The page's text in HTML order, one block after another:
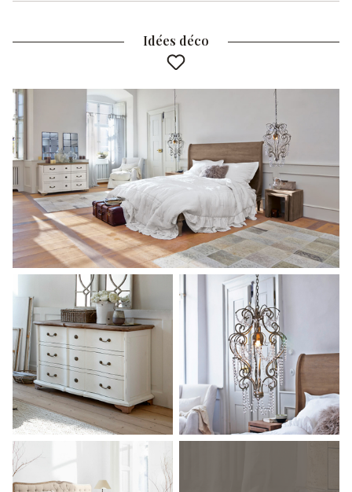
Idées déco